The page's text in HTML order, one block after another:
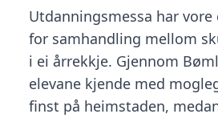
Utdanningsmessa har
for samhandling mellom
i ei årrekkje. Gjennom
elevane kjende med
finst på heimstaden,